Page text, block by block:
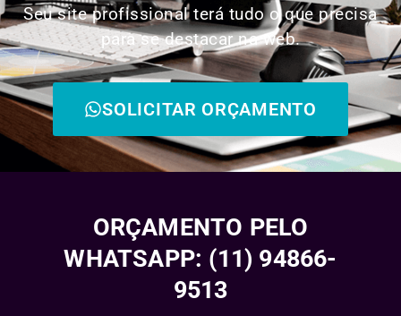
Seu site profissional terá tudo o que precisa
para se destacar na web.
SOLICITAR ORÇAMENTO
ORÇAMENTO PELO
WHATSAPP: (11) 94866-
9513